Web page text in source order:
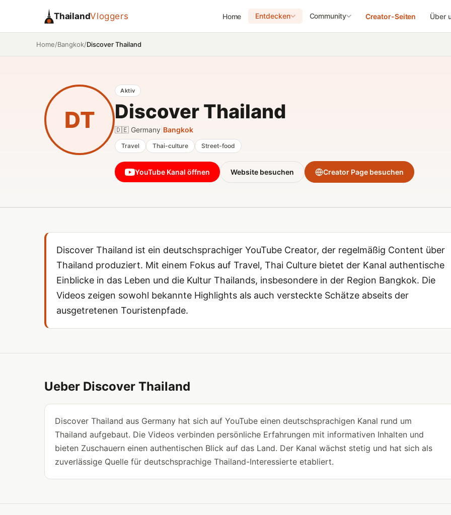
ThailandVloggers Home Entdecken Community Creator-Seiten Über
Home/Bangkok/Discover Thailand
DT
Aktiv
Discover Thailand
🇩🇪 Germany Bangkok
Travel Thai-culture Street-food
YouTube Kanal öffnen Website besuchen Creator Page besuchen
Discover Thailand ist ein deutschsprachiger YouTube Creator, der regelmäßig Content über
Thailand produziert. Mit einem Fokus auf Travel, Thai Culture bietet der Kanal authentische
Einblicke in das Leben und die Kultur Thailands, insbesondere in der Region Bangkok. Die
Videos zeigen sowohl bekannte Highlights als auch versteckte Schätze abseits der
ausgetretenen Touristenpfade.
Ueber Discover Thailand
Discover Thailand aus Germany hat sich auf YouTube einen deutschsprachigen Kanal rund um
Thailand aufgebaut. Die Videos verbinden persönliche Erfahrungen mit informativen Inhalten und
bieten Zuschauern einen authentischen Blick auf das Land. Der Kanal wächst stetig und hat sich als
zuverlässige Quelle für deutschsprachige Thailand-Interessierte etabliert.